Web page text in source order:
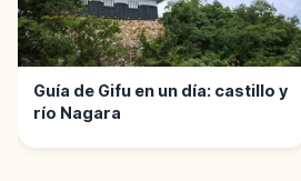
Guía de Gifu en un día: castillo y
río Nagara